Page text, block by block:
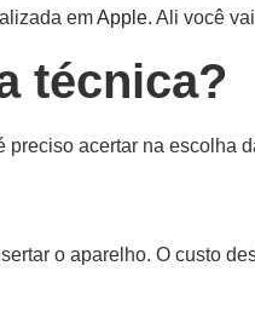
emApple. Ali você
técnica?
acertar na
o aparelho. O custo